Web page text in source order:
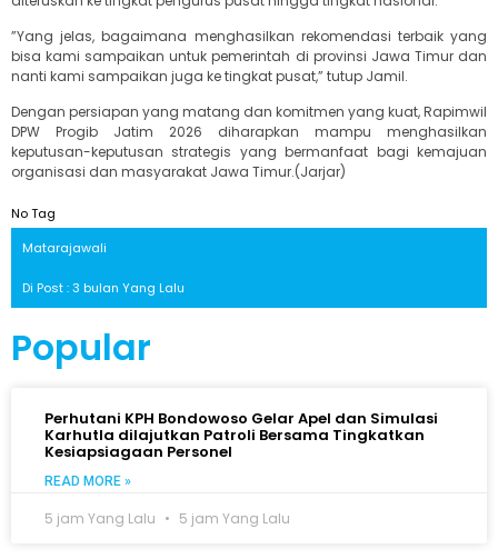
‎‎”Yang jelas, bagaimana menghasilkan rekomendasi terbaik yang
bisa kami sampaikan untuk pemerintah di provinsi Jawa Timur dan
nanti kami sampaikan juga ke tingkat pusat,” tutup Jamil.
‎Dengan persiapan yang matang dan komitmen yang kuat, Rapimwil
DPW Progib Jatim 2026 diharapkan mampu menghasilkan
keputusan-keputusan strategis yang bermanfaat bagi kemajuan
organisasi dan masyarakat Jawa Timur.(Jarjar)
No Tag
Matarajawali
Di Post : 3 bulan Yang Lalu
Popular
Perhutani KPH Bondowoso Gelar Apel dan Simulasi
Karhutla dilajutkan Patroli Bersama Tingkatkan
Kesiapsiagaan Personel
READ MORE »
5 jam Yang Lalu 5 jam Yang Lalu